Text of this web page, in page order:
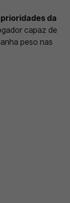
da
capaz de
peso nas